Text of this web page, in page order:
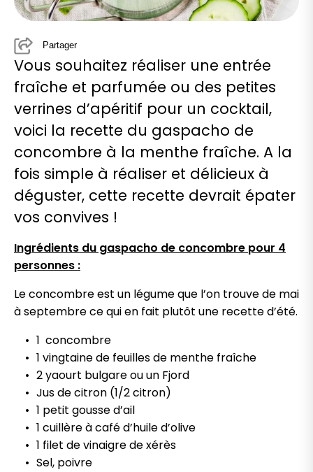
Partager
Vous souhaitez réaliser une entrée
fraîche et parfumée ou des petites
verrines d’apéritif pour un cocktail,
voici la recette du gaspacho de
concombre à la menthe fraîche. A la
fois simple à réaliser et délicieux à
déguster, cette recette devrait épater
vos convives !
Ingrédients du gaspacho de concombre pour 4
personnes :
Le concombre est un légume que l’on trouve de mai
à septembre ce qui en fait plutôt une recette d’été.
1 concombre
1 vingtaine de feuilles de menthe fraîche
2 yaourt bulgare ou un Fjord
Jus de citron (1/2 citron)
1 petit gousse d’ail
1 cuillère à café d’huile d’olive
1 filet de vinaigre de xérès
Sel, poivre